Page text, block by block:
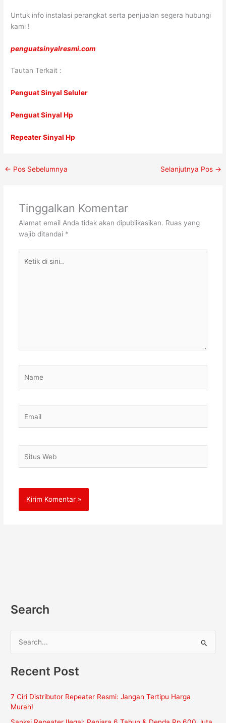
Untuk info instalasi perangkat serta penjualan segera hubungi
kami !
penguatsinyalresmi.com
Tautan Terkait :
Penguat Sinyal Seluler
Penguat Sinyal Hp
Repeater Sinyal Hp
← Pos Sebelumnya Selanjutnya Pos →
Tinggalkan Komentar
Alamat email Anda tidak akan dipublikasikan. Ruas yang
wajib ditandai *
Web
Search
r
u
Recent Post
7 Ciri Distributor Repeater Resmi: Jangan Tertipu Harga
Murah!